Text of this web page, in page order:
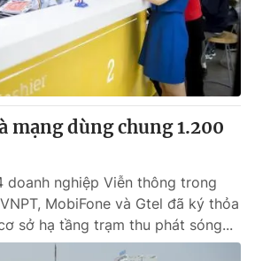
mạng dùng chung 1.200
doanh nghiệp Viễn thông trong
MobiFone và Gtel đã ký thỏa
sở hạ tầng trạm thu phát sóng...